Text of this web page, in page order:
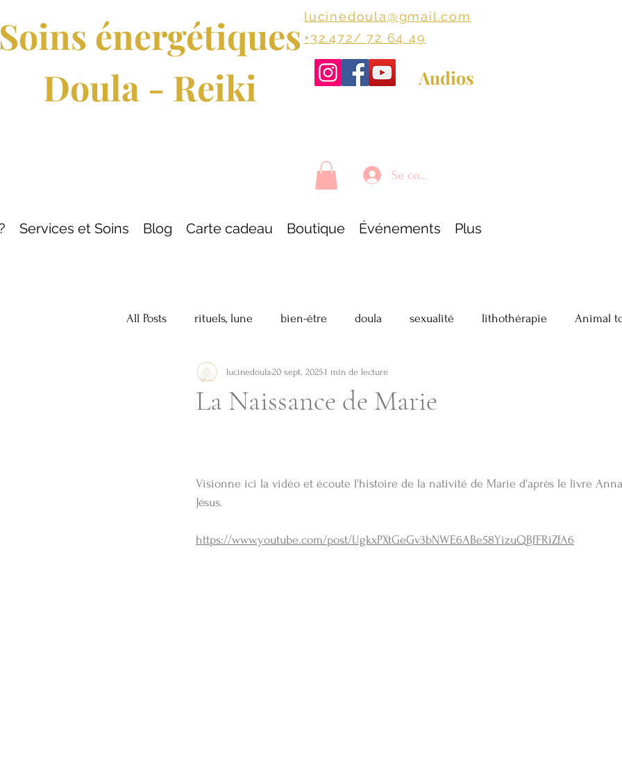
énergétiques
Doula - Reiki
lucinedoula@gmail.com
+32.472/ 72 64 49
Audios
Se connecter
Services et Soins Blog Carte cadeau Boutique Événements Plus
All Posts rituels, lune bien-être doula sexualité lithothérapie Animal
recettes aromathérapie
La Naissance de Marie
lucinedoula20 sept. 20251 min de lecture
Visionne ici la vidéo et écoute l'histoire de la nativité de Marie d'après le livre
Jésus.
https://www.youtube.com/post/UgkxPXtGeGv3bNWE6ABe58YizuQBfFRiZfA6